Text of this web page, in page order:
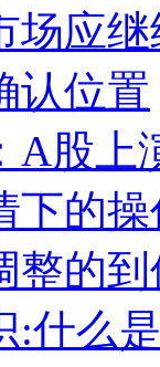
场应
认位置
A股上
下的
整的
:什么